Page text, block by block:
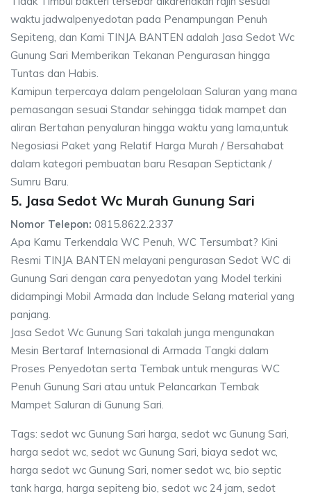
waktu jadwalpenyedotan pada Penampungan Penuh
Sepiteng, dan Kami TINJA BANTEN adalah Jasa Sedot Wc
Gunung Sari Memberikan Tekanan Pengurasan hingga
Tuntas dan Habis.
Kamipun terpercaya dalam pengelolaan Saluran yang mana
pemasangan sesuai Standar sehingga tidak mampet dan
aliran Bertahan penyaluran hingga waktu yang lama,untuk
Negosiasi Paket yang Relatif Harga Murah / Bersahabat
dalam kategori pembuatan baru Resapan Septictank /
Sumru Baru.
5. Jasa Sedot Wc Murah Gunung Sari
Nomor Telepon: 0815.8622.2337
Apa Kamu Terkendala WC Penuh, WC Tersumbat? Kini
Resmi TINJA BANTEN melayani pengurasan Sedot WC di
Gunung Sari dengan cara penyedotan yang Model terkini
didampingi Mobil Armada dan Include Selang material yang
panjang.
Jasa Sedot Wc Gunung Sari takalah junga mengunakan
Mesin Bertaraf Internasional di Armada Tangki dalam
Proses Penyedotan serta Tembak untuk menguras WC
Penuh Gunung Sari atau untuk Pelancarkan Tembak
Mampet Saluran di Gunung Sari.
Tags: sedot wc Gunung Sari harga, sedot wc Gunung Sari,
harga sedot wc, sedot wc Gunung Sari, biaya sedot wc,
harga sedot wc Gunung Sari, nomer sedot wc, bio septic
tank harga, harga sepiteng bio, sedot wc 24 jam, sedot